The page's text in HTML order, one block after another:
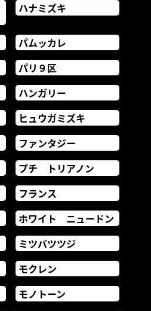
ハナミズキ
パムッカレ
パリ９区
ハンガリー
ヒュウガミズキ
ファンタジー
プチ トリアノン
フランス
ホワイト ニュードン
ミツバツツジ
モクレン
モノトーン